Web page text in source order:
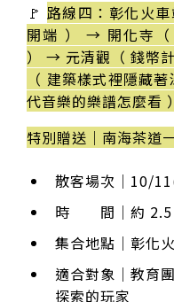
🚩 路線四：彰化火
開端 ） → 開化寺（
） → 元清觀（ 錢幣
（ 建築樣式裡隱藏
代音樂的樂譜怎麼看 ）
特別贈送｜南海茶道
散客場次｜10/
時 間｜約 2.5
集合地點｜彰化
適合對象｜教育
探索的玩家